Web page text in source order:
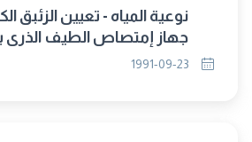
نوعية المياه - تعيين الزئبق
جهاز إمتصاص الطيف
الهضم بطريقة فوق أكسيد